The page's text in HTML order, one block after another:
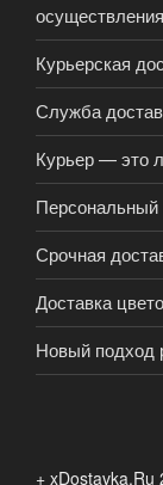
Курьерская
Служба
Курьер — это
Персональный
Срочная
Доставка
Новый подход
+ xDostavka.Ru